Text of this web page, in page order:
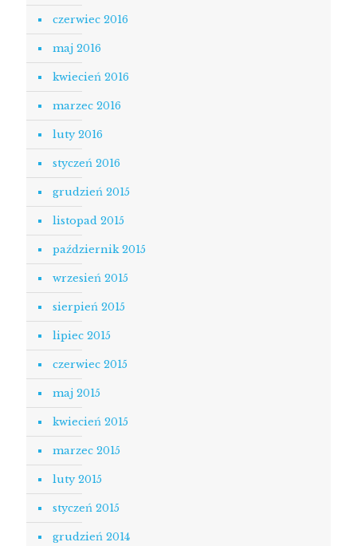
czerwiec 2016
maj 2016
kwiecień 2016
marzec 2016
luty 2016
styczeń 2016
grudzień 2015
listopad 2015
październik 2015
wrzesień 2015
sierpień 2015
lipiec 2015
czerwiec 2015
maj 2015
kwiecień 2015
marzec 2015
luty 2015
styczeń 2015
grudzień 2014